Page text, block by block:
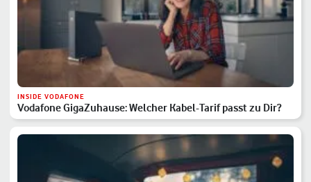
INSIDE VODAFONE
Vodafone GigaZuhause: Welcher Kabel-Tarif passt zu Dir?